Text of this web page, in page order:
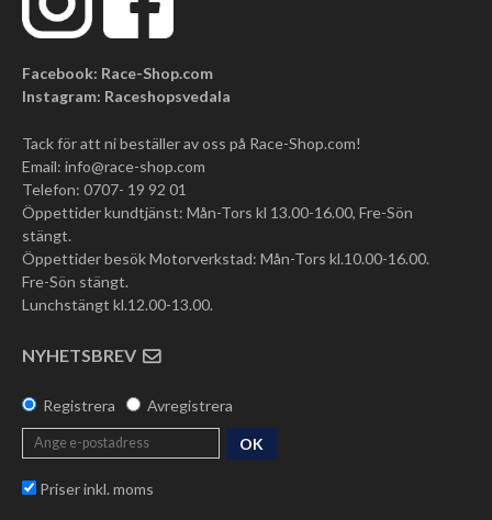
Facebook: Race-Shop.com
Instagram: Raceshopsvedala
Tack för att ni beställer av oss på Race-Shop.com!
Email: info@race-shop.com
Telefon: 0707- 19 92 01
Öppettider kundtjänst: Mån-Tors kl 13.00-16.00, Fre-Sön
stängt.
Öppettider besök Motorverkstad: Mån-Tors kl.10.00-16.00.
Fre-Sön stängt.
Lunchstängt kl.12.00-13.00.
NYHETSBREV
Registrera Avregistrera
OK
Priser inkl. moms